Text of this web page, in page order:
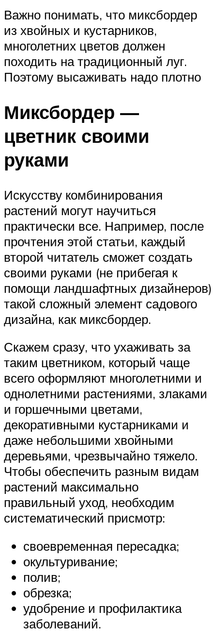
Важно понимать, что миксбордер
из хвойных и кустарников,
многолетних цветов должен
походить на традиционный луг.
Поэтому высаживать надо плотно
Миксбордер —
цветник своими
руками
Искусству комбинирования
растений могут научиться
практически все. Например, после
прочтения этой статьи, каждый
второй читатель сможет создать
своими руками (не прибегая к
помощи ландшафтных дизайнеров)
такой сложный элемент садового
дизайна, как миксбордер.
Скажем сразу, что ухаживать за
таким цветником, который чаще
всего оформляют многолетними и
однолетними растениями, злаками
и горшечными цветами,
декоративными кустарниками и
даже небольшими хвойными
деревьями, чрезвычайно тяжело.
Чтобы обеспечить разным видам
растений максимально
правильный уход, необходим
систематический присмотр:
своевременная пересадка;
окультуривание;
полив;
обрезка;
удобрение и профилактика
заболеваний.